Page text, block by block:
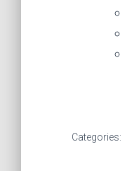
Categories: